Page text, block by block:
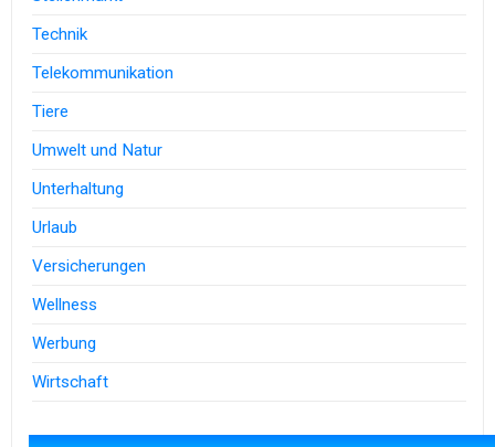
Technik
Telekommunikation
Tiere
Umwelt und Natur
Unterhaltung
Urlaub
Versicherungen
Wellness
Werbung
Wirtschaft